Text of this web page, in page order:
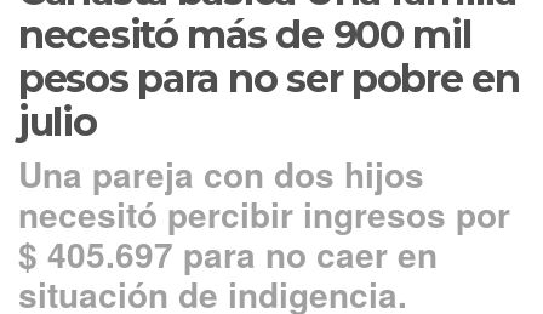
necesitó más de 900 mil
pesos para no ser pobre en
julio
Una pareja con dos hijos
necesitó percibir ingresos por
$ 405.697 para no caer en
situación de indigencia.